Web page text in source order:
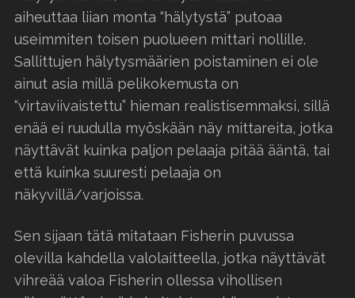
aiheuttaa liian monta “hälytystä” putoaa
useimmiten toisen puolueen mittari nollille.
Sallittujen hälytysmäärien poistaminen ei ole
ainut asia millä pelikokemusta on
“virtaviivaistettu” hieman realistisemmaksi, sillä
enää ei ruudulla myöskään näy mittareita, jotka
näyttävät kuinka paljon pelaaja pitää ääntä, tai
että kuinka suuresti pelaaja on
näkyvillä/varjoissa.
Sen sijaan tätä mitataan Fisherin puvussa
olevilla kahdella valolaitteella, jotka näyttävät
vihreää valoa Fisherin ollessa vihollisen